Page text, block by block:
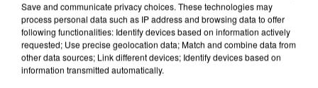
Save and communicate privacy choices. These technologies may
process personal data such as IP address and browsing data to offer
following functionalities: Identify devices based on information actively
requested; Use precise geolocation data; Match and combine data from
other data sources; Link different devices; Identify devices based on
information transmitted automatically.